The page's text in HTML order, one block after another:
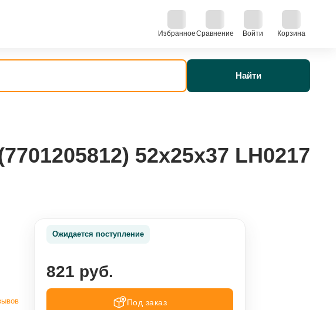
ИзбранноеСравнение Войти Корзина
Найти
52x25x37 LH0217
Ожидается поступление
821 руб.
Под заказ